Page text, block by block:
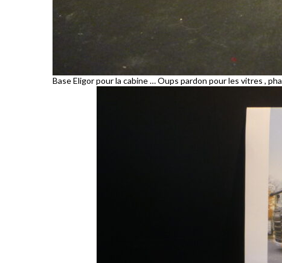
Base Eligor pour la cabine … Oups pardon pour les vitres ,